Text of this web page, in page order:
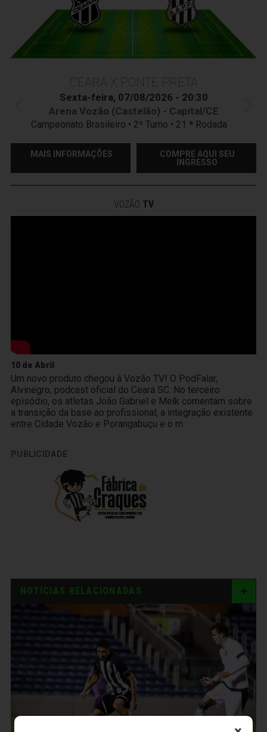
CEARÁ X PONTE PRETA
Sexta-feira, 07/08/2026 - 20:30
Arena Vozão (Castelão) - Capital/CE
Campeonato Brasileiro • 2º Turno • 21 ª Rodada
MAIS INFORMAÇÕES
COMPRE AQUI SEU
INGRESSO
VOZÃO TV
10 de Abril
Um novo produto chegou à Vozão TV! O PodFalar,
Alvinegro, podcast oficial do Ceará SC. No terceiro
episódio, os atletas João Gabriel e Melk comentam sobre
a transição da base ao profissional, a integração existente
entre Cidade Vozão e Porangabuçu e o m
PUBLICIDADE
NOTÍCIAS RELACIONADAS